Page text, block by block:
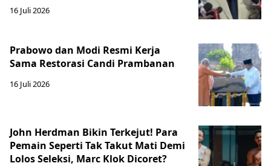
16 Juli 2026
Prabowo dan Modi Resmi Kerja
Sama Restorasi Candi Prambanan
16 Juli 2026
John Herdman Bikin Terkejut! Para
Pemain Seperti Tak Takut Mati Demi
Lolos Seleksi, Marc Klok Dicoret?